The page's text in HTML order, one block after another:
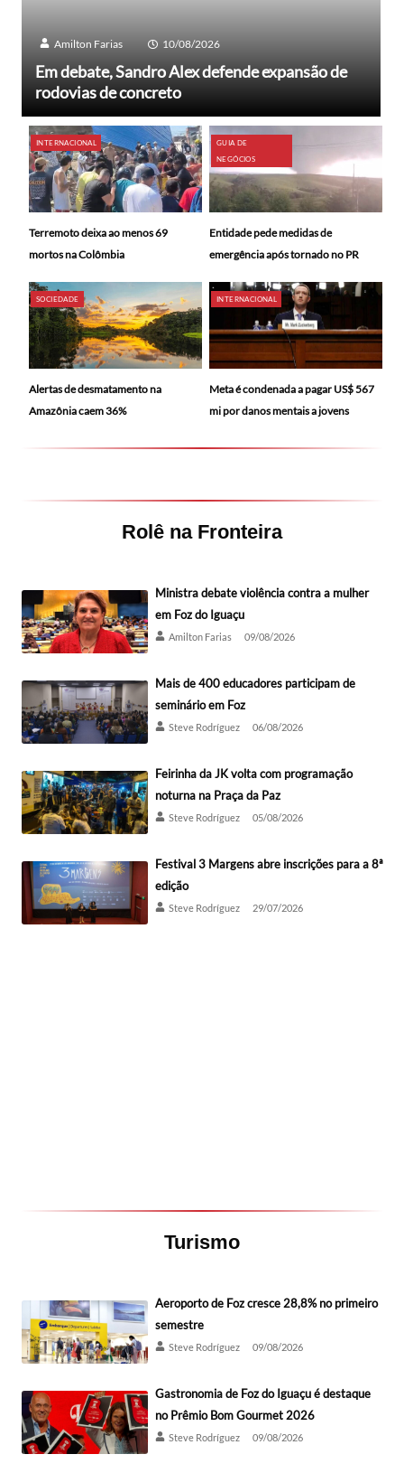
Amilton Farias 10/08/2026
Em debate, Sandro Alex defende expansão de
rodovias de concreto
INTERNACIONAL
Terremoto deixa ao menos 69
mortos na Colômbia
GUIA DE
NEGÓCIOS
Entidade pede medidas de
emergência após tornado no PR
SOCIEDADE
Alertas de desmatamento na
Amazônia caem 36%
INTERNACIONAL
Meta é condenada a pagar US$ 567
mi por danos mentais a jovens
Rolê na Fronteira
Ministra debate violência contra a mulher
em Foz do Iguaçu
Amilton Farias 09/08/2026
Mais de 400 educadores participam de
seminário em Foz
Steve Rodríguez 06/08/2026
Feirinha da JK volta com programação
noturna na Praça da Paz
Steve Rodríguez 05/08/2026
Festival 3 Margens abre inscrições para a 8ª
edição
Steve Rodríguez 29/07/2026
Turismo
Aeroporto de Foz cresce 28,8% no primeiro
semestre
Steve Rodríguez 09/08/2026
Gastronomia de Foz do Iguaçu é destaque
no Prêmio Bom Gourmet 2026
Steve Rodríguez 09/08/2026